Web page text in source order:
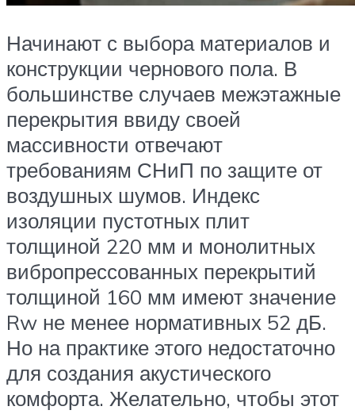
Начинают с выбора материалов и
конструкции чернового пола. В
большинстве случаев межэтажные
перекрытия ввиду своей
массивности отвечают
требованиям СНиП по защите от
воздушных шумов. Индекс
изоляции пустотных плит
толщиной 220 мм и монолитных
вибропрессованных перекрытий
толщиной 160 мм имеют значение
Rw не менее нормативных 52 дБ.
Но на практике этого недостаточно
для создания акустического
комфорта. Желательно, чтобы этот